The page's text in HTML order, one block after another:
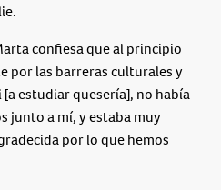
confiesa que al principio
por las barreras culturales y
estudiar quesería], no había
junto a mí, y estaba muy
por lo que hemos